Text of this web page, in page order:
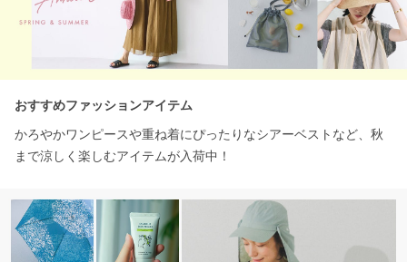
おすすめファッションアイテム
かろやかワンピースや重ね着にぴったりなシアーベストなど、秋
まで涼しく楽しむアイテムが入荷中！